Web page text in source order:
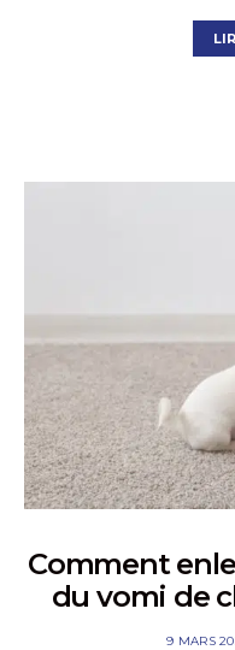
Comment
du vomi de
9 MARS